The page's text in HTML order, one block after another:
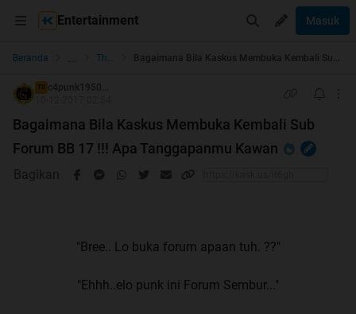
Entertainment Masuk
Beranda ... The Lounge
TS c4punk1950...
Bagaimana Bila Kaskus Membuka Kembali Sub
Forum BB 17 !!! Apa Tanggapanmu Kawan
Bagikan
"Bree.. Lo buka forum apaan tuh. ??"
"Ehhh..elo punk ini Forum Sembur..."